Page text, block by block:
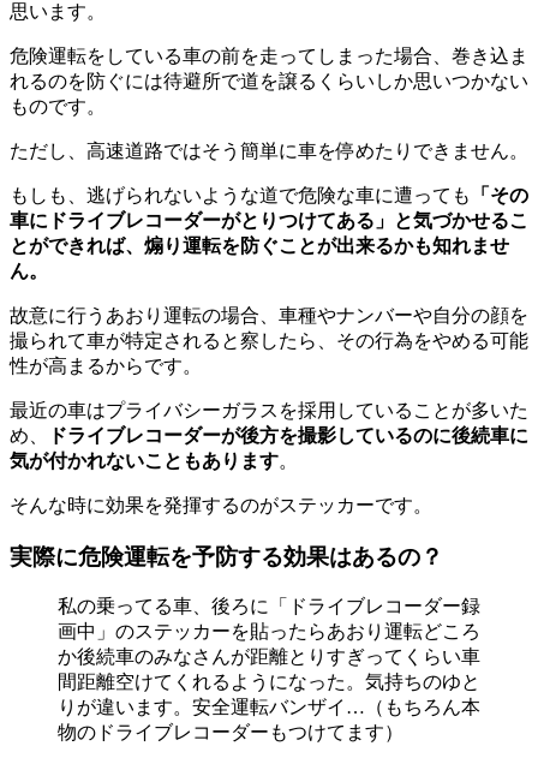
思います。
危険運転をしている車の前を走ってしまった場合、巻き込ま
れるのを防ぐには待避所で道を譲るくらいしか思いつかない
ものです。
ただし、高速道路ではそう簡単に車を停めたりできません。
もしも、逃げられないような道で危険な車に遭っても
「その
車にドライブレコーダーがとりつけてある」と気づかせるこ
とができれば、煽り運転を防ぐことが出来るかも知れませ
ん。
故意に行うあおり運転の場合、車種やナンバーや自分の顔を
撮られて車が特定されると察したら、その行為をやめる可能
性が高まるからです。
最近の車はプライバシーガラスを採用していることが多いた
め、
ドライブレコーダーが後方を撮影しているのに後続車に
気が付かれないこともあります。
そんな時に効果を発揮するのがステッカーです。
実際に危険運転を予防する効果はあるの？
私の乗ってる車、後ろに「ドライブレコーダー録
画中」のステッカーを貼ったらあおり運転どころ
か後続車のみなさんが距離とりすぎってくらい車
間距離空けてくれるようになった。気持ちのゆと
りが違います。安全運転バンザイ…（もちろん本
物のドライブレコーダーもつけてます）